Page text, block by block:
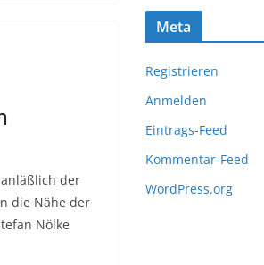
der
die Nähe der
Nölke
Meta
Registrieren
Anmelden
Eintrags-Feed
Kommentar-Feed
WordPress.org